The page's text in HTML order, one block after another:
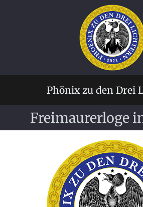
Phönix zu den Drei
Freimaurerloge